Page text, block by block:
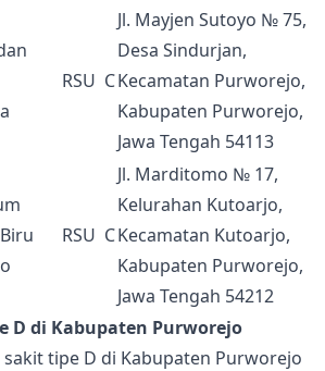
RSU C
Jl. Mayjen Sutoyo № 75,
Desa Sindurjan,
Kecamatan Purworejo,
Kabupaten Purworejo,
Jawa Tengah 54113
RSU C
Jl. Marditomo № 17,
Kelurahan Kutoarjo,
Kecamatan Kutoarjo,
Kabupaten Purworejo,
Jawa Tengah 54212
D di Kabupaten Purworejo
tipe D di Kabupaten Purworejo